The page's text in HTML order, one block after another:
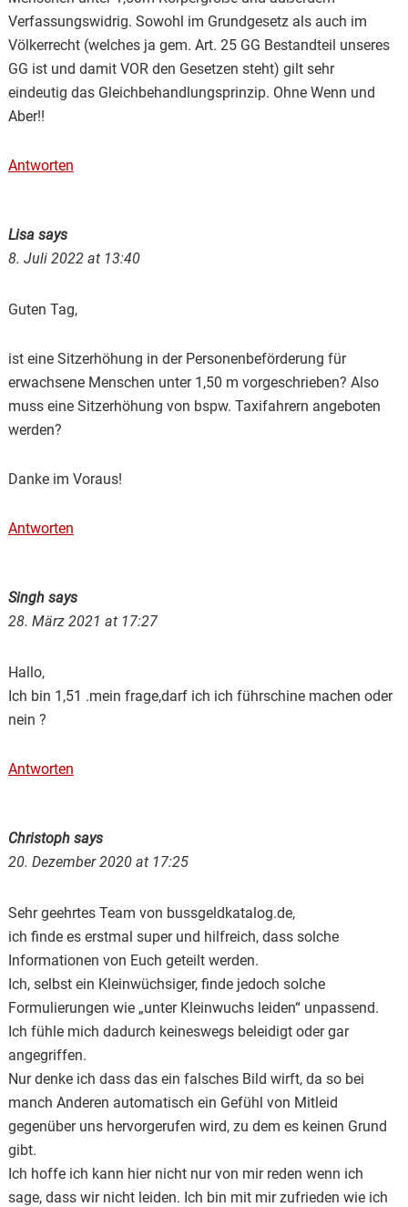
Verfassungswidrig. Sowohl im Grundgesetz als auch im
Völkerrecht (welches ja gem. Art. 25 GG Bestandteil unseres
GG ist und damit VOR den Gesetzen steht) gilt sehr
eindeutig das Gleichbehandlungsprinzip. Ohne Wenn und
Aber!!
Antworten
Lisa says
8. Juli 2022 at 13:40
Guten Tag,
ist eine Sitzerhöhung in der Personenbeförderung für
erwachsene Menschen unter 1,50 m vorgeschrieben? Also
muss eine Sitzerhöhung von bspw. Taxifahrern angeboten
werden?
Danke im Voraus!
Antworten
Singh says
28. März 2021 at 17:27
Hallo,
Ich bin 1,51 .mein frage,darf ich ich führschine machen oder
nein ?
Antworten
Christoph says
20. Dezember 2020 at 17:25
Sehr geehrtes Team von bussgeldkatalog.de,
ich finde es erstmal super und hilfreich, dass solche
Informationen von Euch geteilt werden.
Ich, selbst ein Kleinwüchsiger, finde jedoch solche
Formulierungen wie „unter Kleinwuchs leiden“ unpassend.
Ich fühle mich dadurch keineswegs beleidigt oder gar
angegriffen.
Nur denke ich dass das ein falsches Bild wirft, da so bei
manch Anderen automatisch ein Gefühl von Mitleid
gegenüber uns hervorgerufen wird, zu dem es keinen Grund
gibt.
Ich hoffe ich kann hier nicht nur von mir reden wenn ich
sage, dass wir nicht leiden. Ich bin mit mir zufrieden wie ich